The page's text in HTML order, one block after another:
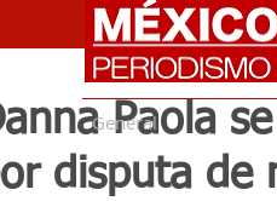
General
Paola
disputa de